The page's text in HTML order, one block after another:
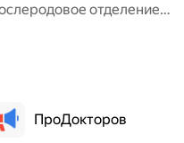
отделение,
ПроДокторов